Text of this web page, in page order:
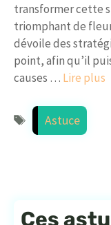
transformer cette
triomphant de
dévoile des
point, afin qu’il
causes … Lire plus
Étiquettes
Astuce
Ces